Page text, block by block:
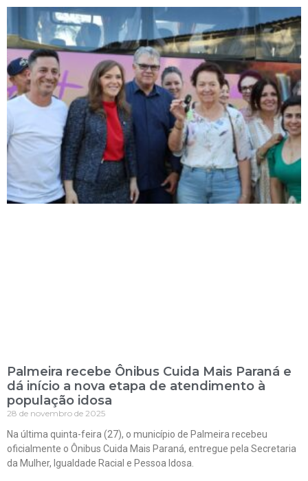
Palmeira recebe Ônibus Cuida Mais Paraná e
dá início a nova etapa de atendimento à
população idosa
28 de novembro de 2025
Na última quinta-feira (27), o município de Palmeira recebeu
oficialmente o Ônibus Cuida Mais Paraná, entregue pela Secretaria
da Mulher, Igualdade Racial e Pessoa Idosa.